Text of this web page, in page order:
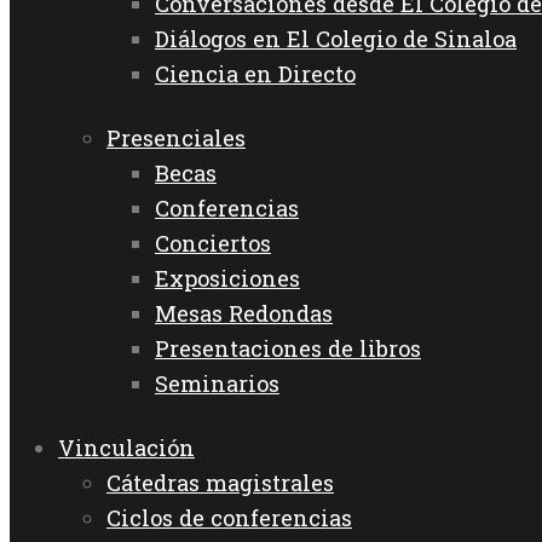
Diálogos en El Colegio de Sinaloa
Ciencia en Directo
Presenciales
Becas
Conferencias
Conciertos
Exposiciones
Mesas Redondas
Presentaciones de libros
Seminarios
Vinculación
Cátedras magistrales
Ciclos de conferencias